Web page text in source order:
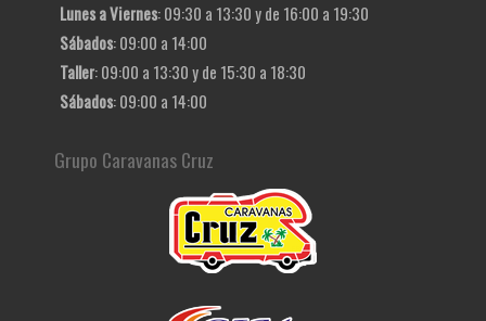
Lunes a Viernes: 09:30 a 13:30 y de 16:00 a 19:30
Sábados: 09:00 a 14:00
Taller: 09:00 a 13:30 y de 15:30 a 18:30
Sábados: 09:00 a 14:00
Grupo Caravanas Cruz